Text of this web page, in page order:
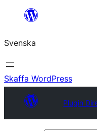
Hoppa
innehåll
Svenska
Skaffa WordPress
Plugin